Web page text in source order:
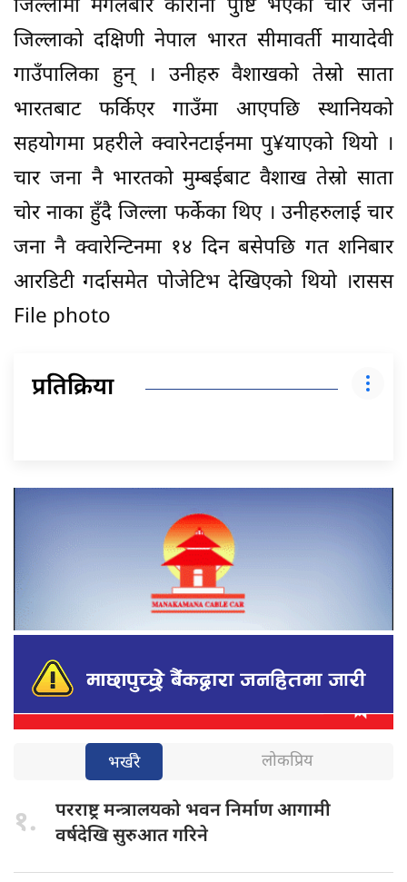
जिल्लामा मंगलबार कोरोना पुष्टि भएका चार जना
जिल्लाको दक्षिणी नेपाल भारत सीमावर्ती मायादेवी
गाउँपालिका हुन् । उनीहरु वैशाखको तेस्रो साता
भारतबाट फर्किएर गाउँमा आएपछि स्थानियको
सहयोगमा प्रहरीले क्वारेनटाईनमा पु¥याएको थियो ।
चार जना नै भारतको मुम्बईबाट वैशाख तेस्रो साता
चोर नाका हुँदै जिल्ला फर्केका थिए । उनीहरुलाई चार
जना नै क्वारेन्टिनमा १४ दिन बसेपछि गत शनिबार
आरडिटी गर्दासमेत पोजेटिभ देखिएको थियो ।रासस
File photo
प्रतिक्रिया
भर्खरै लोकप्रिय
१. परराष्ट्र मन्त्रालयको भवन निर्माण आगामी
वर्षदेखि सुरुआत गरिने